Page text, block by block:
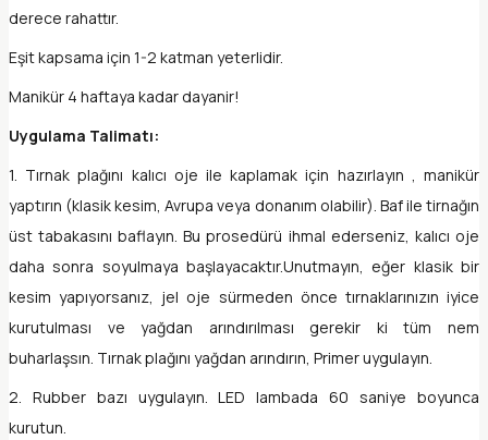
derece rahattır.
Eşit kapsama için 1-2 katman yeterlidir.
Manikür 4 haftaya kadar dayanir!
Uygulama Talimatı:
1. Tırnak plağını kalıcı oje ile kaplamak için hazırlayın , manikür
yaptırın (klasik kesim, Avrupa veya donanım olabilir). Baf ile tirnağın
üst tabakasını baflayın. Bu prosedürü ihmal ederseniz, kalıcı oje
daha sonra soyulmaya başlayacaktır.Unutmayın, eğer klasik bir
kesim yapıyorsanız, jel oje sürmeden önce tırnaklarınızın iyice
kurutulması ve yağdan arındırılması gerekir ki tüm nem
buharlaşsın. Tırnak plağını yağdan arındırın, Primer uygulayın.
2. Rubber bazı uygulayın. LED lambada 60 saniye boyunca
kurutun.